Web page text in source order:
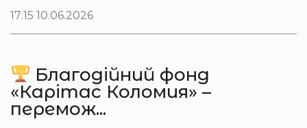
17:15 10.06.2026
Благодійний фонд
«Карітас Коломия» –
перемож...